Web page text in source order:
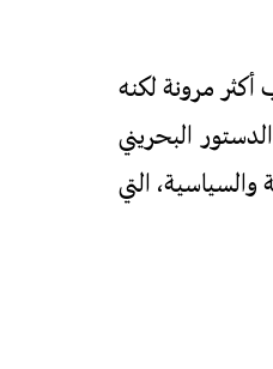
مرونة لكنه
البحريني
المدنية والسياسية، التي